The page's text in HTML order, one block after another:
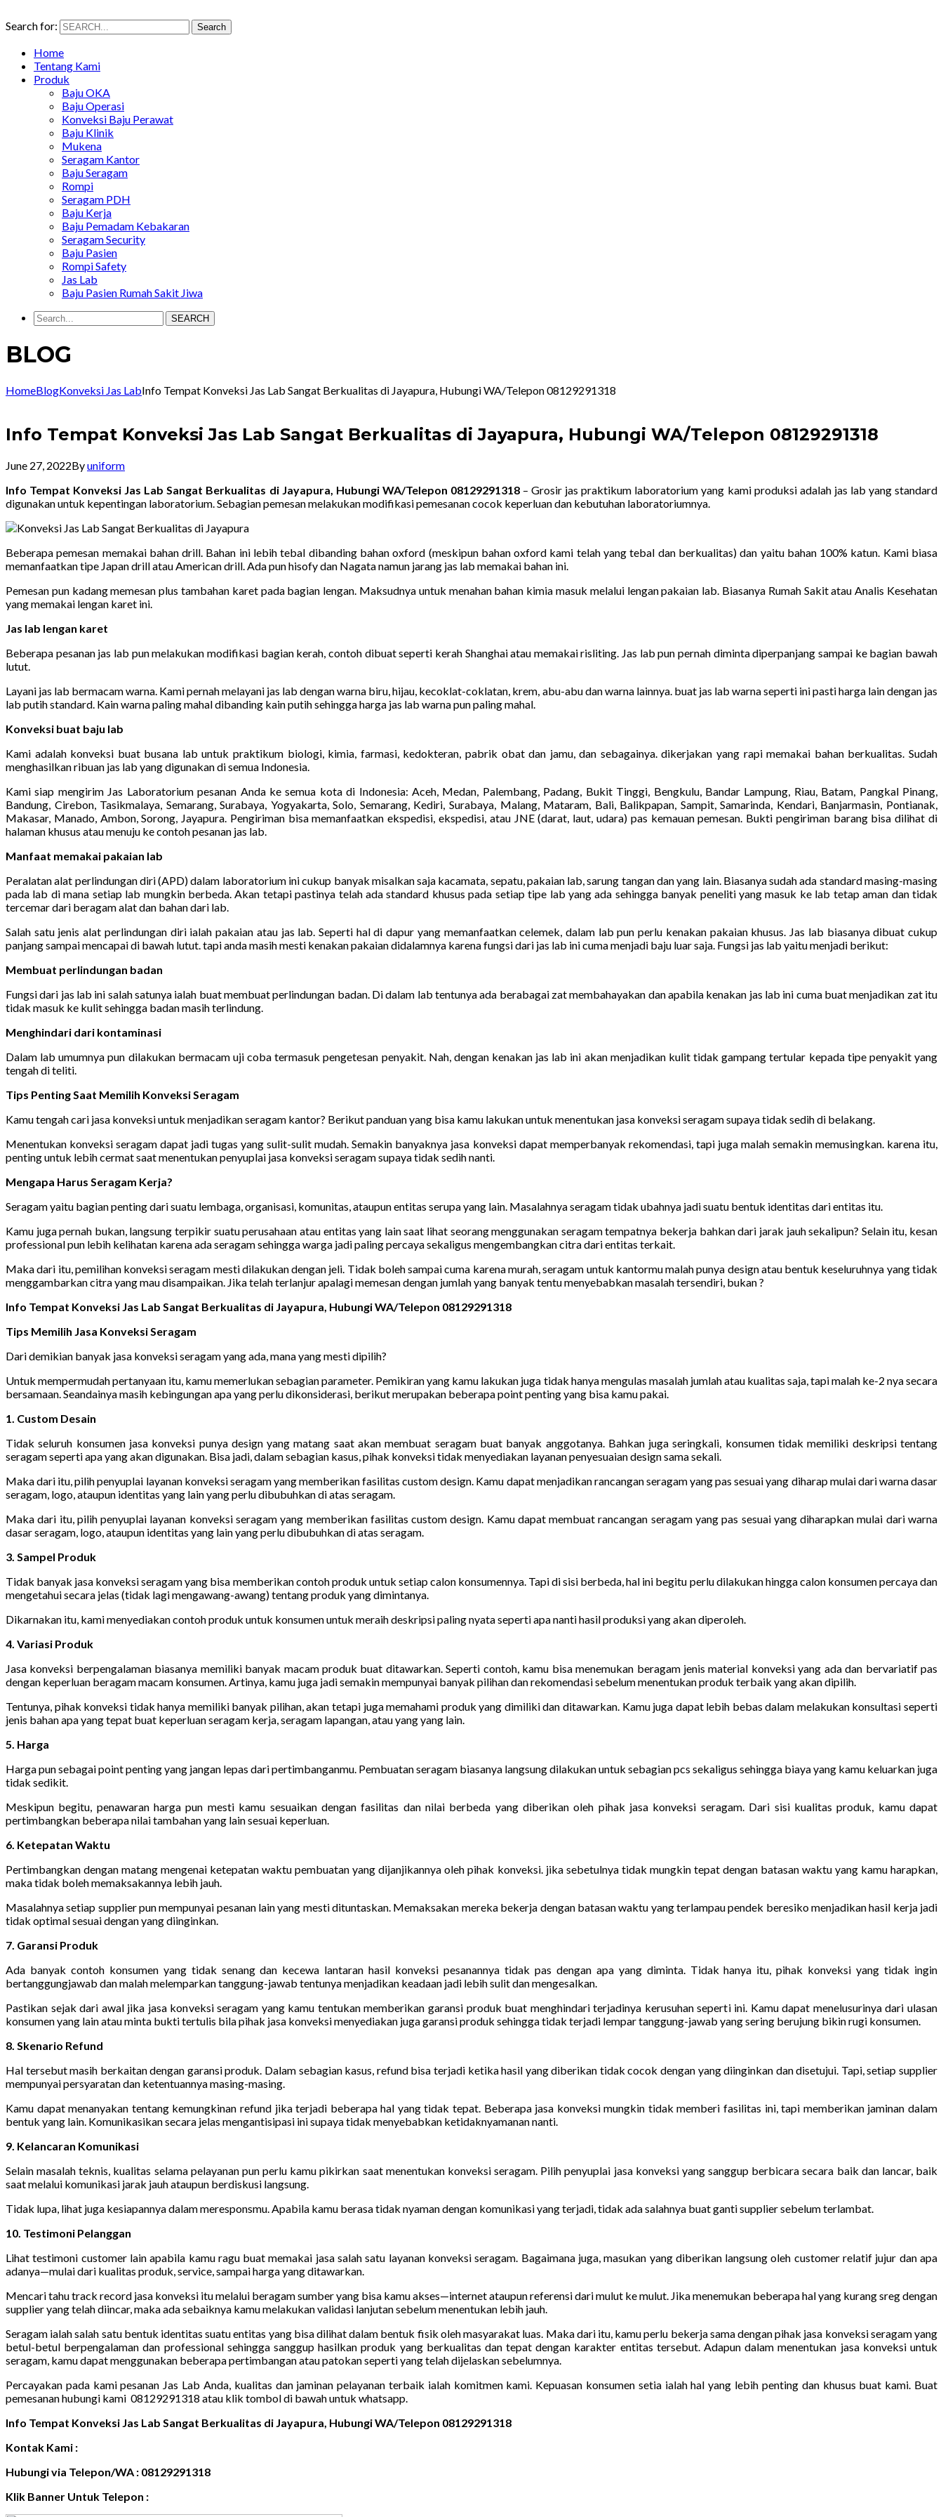
Search for: Search
Home
Tentang Kami
Produk
Baju OKA
Baju Operasi
Konveksi Baju Perawat
Baju Klinik
Mukena
Seragam Kantor
Baju Seragam
Rompi
Seragam PDH
Baju Kerja
Baju Pemadam Kebakaran
Seragam Security
Baju Pasien
Rompi Safety
Jas Lab
Baju Pasien Rumah Sakit Jiwa
SEARCH
BLOG
HomeBlogKonveksi Jas LabInfo Tempat Konveksi Jas Lab Sangat Berkualitas di Jayapura, Hubungi WA/Telepon 08129291318
Info Tempat Konveksi Jas Lab Sangat Berkualitas di Jayapura, Hubungi WA/Telepon 08129291318
June 27, 2022Byuniform
Info Tempat Konveksi Jas Lab Sangat Berkualitas di Jayapura, Hubungi WA/Telepon 08129291318– Grosir jas praktikum laboratorium yang kami produksi adalah jas lab yang standard
digunakan untuk kepentingan laboratorium. Sebagian pemesan melakukan modifikasi pemesanan cocok keperluan dan kebutuhan laboratoriumnya.
Beberapa pemesan memakai bahan drill. Bahan ini lebih tebal dibanding bahan oxford (meskipun bahan oxford kami telah yang tebal dan berkualitas) dan yaitu bahan 100% katun. Kami biasa
memanfaatkan tipe Japan drill atau American drill. Ada pun hisofy dan Nagata namun jarang jas lab memakai bahan ini.
Pemesan pun kadang memesan plus tambahan karet pada bagian lengan. Maksudnya untuk menahan bahan kimia masuk melalui lengan pakaian lab. Biasanya Rumah Sakit atau Analis Kesehatan
yang memakai lengan karet ini.
Jas lab lengan karet
Beberapa pesanan jas lab pun melakukan modifikasi bagian kerah, contoh dibuat seperti kerah Shanghai atau memakai risliting. Jas lab pun pernah diminta diperpanjang sampai ke bagian bawah
lutut.
Layani jas lab bermacam warna. Kami pernah melayani jas lab dengan warna biru, hijau, kecoklat-coklatan, krem, abu-abu dan warna lainnya. buat jas lab warna seperti ini pasti harga lain dengan jas
lab putih standard. Kain warna paling mahal dibanding kain putih sehingga harga jas lab warna pun paling mahal.
Konveksi buat baju lab
Kami adalah konveksi buat busana lab untuk praktikum biologi, kimia, farmasi, kedokteran, pabrik obat dan jamu, dan sebagainya. dikerjakan yang rapi memakai bahan berkualitas. Sudah
menghasilkan ribuan jas lab yang digunakan di semua Indonesia.
Kami siap mengirim Jas Laboratorium pesanan Anda ke semua kota di Indonesia: Aceh, Medan, Palembang, Padang, Bukit Tinggi, Bengkulu, Bandar Lampung, Riau, Batam, Pangkal Pinang,
Bandung, Cirebon, Tasikmalaya, Semarang, Surabaya, Yogyakarta, Solo, Semarang, Kediri, Surabaya, Malang, Mataram, Bali, Balikpapan, Sampit, Samarinda, Kendari, Banjarmasin, Pontianak,
Makasar, Manado, Ambon, Sorong, Jayapura. Pengiriman bisa memanfaatkan ekspedisi, ekspedisi, atau JNE (darat, laut, udara) pas kemauan pemesan. Bukti pengiriman barang bisa dilihat di
halaman khusus atau menuju ke contoh pesanan jas lab.
Manfaat memakai pakaian lab
Peralatan alat perlindungan diri (APD) dalam laboratorium ini cukup banyak misalkan saja kacamata, sepatu, pakaian lab, sarung tangan dan yang lain. Biasanya sudah ada standard masing-masing
pada lab di mana setiap lab mungkin berbeda. Akan tetapi pastinya telah ada standard khusus pada setiap tipe lab yang ada sehingga banyak peneliti yang masuk ke lab tetap aman dan tidak
tercemar dari beragam alat dan bahan dari lab.
Salah satu jenis alat perlindungan diri ialah pakaian atau jas lab. Seperti hal di dapur yang memanfaatkan celemek, dalam lab pun perlu kenakan pakaian khusus. Jas lab biasanya dibuat cukup
panjang sampai mencapai di bawah lutut. tapi anda masih mesti kenakan pakaian didalamnya karena fungsi dari jas lab ini cuma menjadi baju luar saja. Fungsi jas lab yaitu menjadi berikut:
Membuat perlindungan badan
Fungsi dari jas lab ini salah satunya ialah buat membuat perlindungan badan. Di dalam lab tentunya ada berabagai zat membahayakan dan apabila kenakan jas lab ini cuma buat menjadikan zat itu
tidak masuk ke kulit sehingga badan masih terlindung.
Menghindari dari kontaminasi
Dalam lab umumnya pun dilakukan bermacam uji coba termasuk pengetesan penyakit. Nah, dengan kenakan jas lab ini akan menjadikan kulit tidak gampang tertular kepada tipe penyakit yang
tengah di teliti.
Tips Penting Saat Memilih Konveksi Seragam
Kamu tengah cari jasa konveksi untuk menjadikan seragam kantor? Berikut panduan yang bisa kamu lakukan untuk menentukan jasa konveksi seragam supaya tidak sedih di belakang.
Menentukan konveksi seragam dapat jadi tugas yang sulit-sulit mudah. Semakin banyaknya jasa konveksi dapat memperbanyak rekomendasi, tapi juga malah semakin memusingkan. karena itu,
penting untuk lebih cermat saat menentukan penyuplai jasa konveksi seragam supaya tidak sedih nanti.
Mengapa Harus Seragam Kerja?
Seragam yaitu bagian penting dari suatu lembaga, organisasi, komunitas, ataupun entitas serupa yang lain. Masalahnya seragam tidak ubahnya jadi suatu bentuk identitas dari entitas itu.
Kamu juga pernah bukan, langsung terpikir suatu perusahaan atau entitas yang lain saat lihat seorang menggunakan seragam tempatnya bekerja bahkan dari jarak jauh sekalipun? Selain itu, kesan
professional pun lebih kelihatan karena ada seragam sehingga warga jadi paling percaya sekaligus mengembangkan citra dari entitas terkait.
Maka dari itu, pemilihan konveksi seragam mesti dilakukan dengan jeli. Tidak boleh sampai cuma karena murah, seragam untuk kantormu malah punya design atau bentuk keseluruhnya yang tidak
menggambarkan citra yang mau disampaikan. Jika telah terlanjur apalagi memesan dengan jumlah yang banyak tentu menyebabkan masalah tersendiri, bukan ?
Info Tempat Konveksi Jas Lab Sangat Berkualitas di Jayapura, Hubungi WA/Telepon 08129291318
Tips Memilih Jasa Konveksi Seragam
Dari demikian banyak jasa konveksi seragam yang ada, mana yang mesti dipilih?
Untuk mempermudah pertanyaan itu, kamu memerlukan sebagian parameter. Pemikiran yang kamu lakukan juga tidak hanya mengulas masalah jumlah atau kualitas saja, tapi malah ke-2 nya secara
bersamaan. Seandainya masih kebingungan apa yang perlu dikonsiderasi, berikut merupakan beberapa point penting yang bisa kamu pakai.
1. Custom Desain
Tidak seluruh konsumen jasa konveksi punya design yang matang saat akan membuat seragam buat banyak anggotanya. Bahkan juga seringkali, konsumen tidak memiliki deskripsi tentang
seragam seperti apa yang akan digunakan. Bisa jadi, dalam sebagian kasus, pihak konveksi tidak menyediakan layanan penyesuaian design sama sekali.
Maka dari itu, pilih penyuplai layanan konveksi seragam yang memberikan fasilitas custom design. Kamu dapat menjadikan rancangan seragam yang pas sesuai yang diharap mulai dari warna dasar
seragam, logo, ataupun identitas yang lain yang perlu dibubuhkan di atas seragam.
Maka dari itu, pilih penyuplai layanan konveksi seragam yang memberikan fasilitas custom design. Kamu dapat membuat rancangan seragam yang pas sesuai yang diharapkan mulai dari warna
dasar seragam, logo, ataupun identitas yang lain yang perlu dibubuhkan di atas seragam.
3. Sampel Produk
Tidak banyak jasa konveksi seragam yang bisa memberikan contoh produk untuk setiap calon konsumennya. Tapi di sisi berbeda, hal ini begitu perlu dilakukan hingga calon konsumen percaya dan
mengetahui secara jelas (tidak lagi mengawang-awang) tentang produk yang dimintanya.
Dikarnakan itu, kami menyediakan contoh produk untuk konsumen untuk meraih deskripsi paling nyata seperti apa nanti hasil produksi yang akan diperoleh.
4. Variasi Produk
Jasa konveksi berpengalaman biasanya memiliki banyak macam produk buat ditawarkan. Seperti contoh, kamu bisa menemukan beragam jenis material konveksi yang ada dan bervariatif pas
dengan keperluan beragam macam konsumen. Artinya, kamu juga jadi semakin mempunyai banyak pilihan dan rekomendasi sebelum menentukan produk terbaik yang akan dipilih.
Tentunya, pihak konveksi tidak hanya memiliki banyak pilihan, akan tetapi juga memahami produk yang dimiliki dan ditawarkan. Kamu juga dapat lebih bebas dalam melakukan konsultasi seperti
jenis bahan apa yang tepat buat keperluan seragam kerja, seragam lapangan, atau yang yang lain.
5. Harga
Harga pun sebagai point penting yang jangan lepas dari pertimbanganmu. Pembuatan seragam biasanya langsung dilakukan untuk sebagian pcs sekaligus sehingga biaya yang kamu keluarkan juga
tidak sedikit.
Meskipun begitu, penawaran harga pun mesti kamu sesuaikan dengan fasilitas dan nilai berbeda yang diberikan oleh pihak jasa konveksi seragam. Dari sisi kualitas produk, kamu dapat
pertimbangkan beberapa nilai tambahan yang lain sesuai keperluan.
6. Ketepatan Waktu
Pertimbangkan dengan matang mengenai ketepatan waktu pembuatan yang dijanjikannya oleh pihak konveksi. jika sebetulnya tidak mungkin tepat dengan batasan waktu yang kamu harapkan,
maka tidak boleh memaksakannya lebih jauh.
Masalahnya setiap supplier pun mempunyai pesanan lain yang mesti dituntaskan. Memaksakan mereka bekerja dengan batasan waktu yang terlampau pendek beresiko menjadikan hasil kerja jadi
tidak optimal sesuai dengan yang diinginkan.
7. Garansi Produk
Ada banyak contoh konsumen yang tidak senang dan kecewa lantaran hasil konveksi pesanannya tidak pas dengan apa yang diminta. Tidak hanya itu, pihak konveksi yang tidak ingin
bertanggungjawab dan malah melemparkan tanggung-jawab tentunya menjadikan keadaan jadi lebih sulit dan mengesalkan.
Pastikan sejak dari awal jika jasa konveksi seragam yang kamu tentukan memberikan garansi produk buat menghindari terjadinya kerusuhan seperti ini. Kamu dapat menelusurinya dari ulasan
konsumen yang lain atau minta bukti tertulis bila pihak jasa konveksi menyediakan juga garansi produk sehingga tidak terjadi lempar tanggung-jawab yang sering berujung bikin rugi konsumen.
8. Skenario Refund
Hal tersebut masih berkaitan dengan garansi produk. Dalam sebagian kasus, refund bisa terjadi ketika hasil yang diberikan tidak cocok dengan yang diinginkan dan disetujui. Tapi, setiap supplier
mempunyai persyaratan dan ketentuannya masing-masing.
Kamu dapat menanyakan tentang kemungkinan refund jika terjadi beberapa hal yang tidak tepat. Beberapa jasa konveksi mungkin tidak memberi fasilitas ini, tapi memberikan jaminan dalam
bentuk yang lain. Komunikasikan secara jelas mengantisipasi ini supaya tidak menyebabkan ketidaknyamanan nanti.
9. Kelancaran Komunikasi
Selain masalah teknis, kualitas selama pelayanan pun perlu kamu pikirkan saat menentukan konveksi seragam. Pilih penyuplai jasa konveksi yang sanggup berbicara secara baik dan lancar, baik
saat melalui komunikasi jarak jauh ataupun berdiskusi langsung.
Tidak lupa, lihat juga kesiapannya dalam meresponsmu. Apabila kamu berasa tidak nyaman dengan komunikasi yang terjadi, tidak ada salahnya buat ganti supplier sebelum terlambat.
10. Testimoni Pelanggan
Lihat testimoni customer lain apabila kamu ragu buat memakai jasa salah satu layanan konveksi seragam. Bagaimana juga, masukan yang diberikan langsung oleh customer relatif jujur dan apa
adanya—mulai dari kualitas produk, service, sampai harga yang ditawarkan.
Mencari tahu track record jasa konveksi itu melalui beragam sumber yang bisa kamu akses—internet ataupun referensi dari mulut ke mulut. Jika menemukan beberapa hal yang kurang sreg dengan
supplier yang telah diincar, maka ada sebaiknya kamu melakukan validasi lanjutan sebelum menentukan lebih jauh.
Seragam ialah salah satu bentuk identitas suatu entitas yang bisa dilihat dalam bentuk fisik oleh masyarakat luas. Maka dari itu, kamu perlu bekerja sama dengan pihak jasa konveksi seragam yang
betul-betul berpengalaman dan professional sehingga sanggup hasilkan produk yang berkualitas dan tepat dengan karakter entitas tersebut. Adapun dalam menentukan jasa konveksi untuk
seragam, kamu dapat menggunakan beberapa pertimbangan atau patokan seperti yang telah dijelaskan sebelumnya.
Percayakan pada kami pesanan Jas Lab Anda, kualitas dan jaminan pelayanan terbaik ialah komitmen kami. Kepuasan konsumen setia ialah hal yang lebih penting dan khusus buat kami. Buat
pemesanan hubungi kami 08129291318 atau klik tombol di bawah untuk whatsapp.
Info Tempat Konveksi Jas Lab Sangat Berkualitas di Jayapura, Hubungi WA/Telepon 08129291318
Kontak Kami :
Hubungi via Telepon/WA : 08129291318
Klik Banner Untuk Telepon :